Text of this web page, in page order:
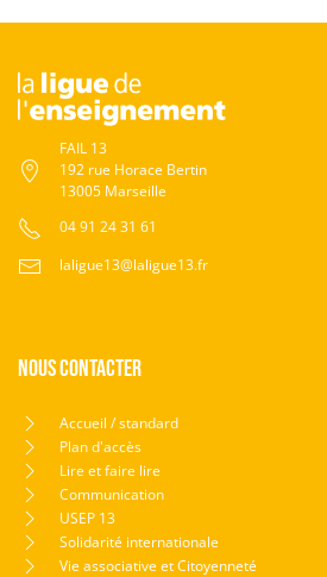
FAIL 13
192 rue Horace Bertin
13005 Marseille
04 91 24 31 61
laligue13@laligue13.fr
Nous contacter
Accueil / standard
Plan d'accès
Lire et faire lire
Communication
USEP 13
Solidarité internationale
Vie associative et Citoyenneté